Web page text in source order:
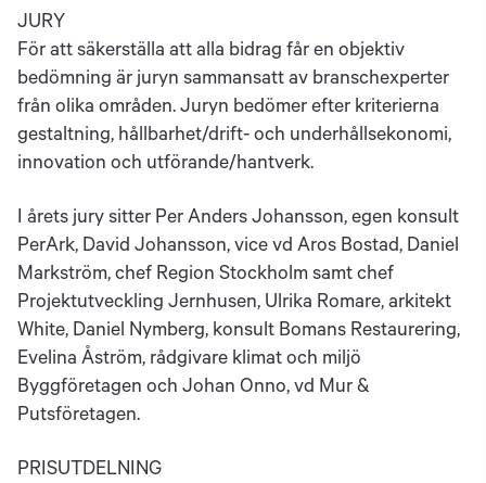
JURY
För att säkerställa att alla bidrag får en objektiv
bedömning är juryn sammansatt av branschexperter
från olika områden. Juryn bedömer efter kriterierna
gestaltning, hållbarhet/drift- och underhållsekonomi,
innovation och utförande/hantverk.
I årets jury sitter Per Anders Johansson, egen konsult
PerArk, David Johansson, vice vd Aros Bostad, Daniel
Markström, chef Region Stockholm samt chef
Projektutveckling Jernhusen, Ulrika Romare, arkitekt
White, Daniel Nymberg, konsult Bomans Restaurering,
Evelina Åström, rådgivare klimat och miljö
Byggföretagen och Johan Onno, vd Mur &
Putsföretagen.
PRISUTDELNING